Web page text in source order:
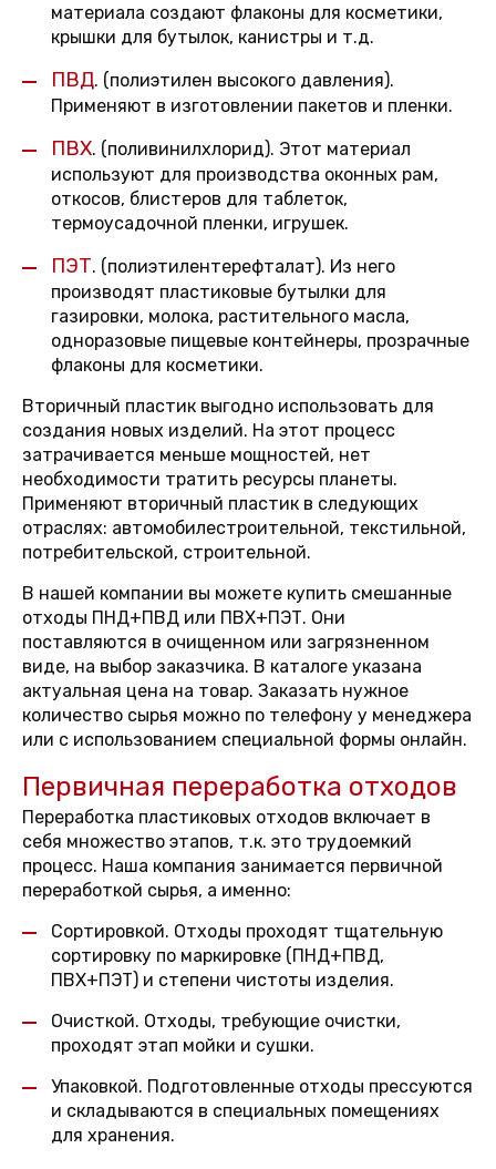
материала создают флаконы для косметики,
крышки для бутылок, канистры и т.д.
ПВД. (полиэтилен высокого давления).
Применяют в изготовлении пакетов и пленки.
ПВХ. (поливинилхлорид). Этот материал
используют для производства оконных рам,
откосов, блистеров для таблеток,
термоусадочной пленки, игрушек.
ПЭТ. (полиэтилентерефталат). Из него
производят пластиковые бутылки для
газировки, молока, растительного масла,
одноразовые пищевые контейнеры, прозрачные
флаконы для косметики.
Вторичный пластик выгодно использовать для
создания новых изделий. На этот процесс
затрачивается меньше мощностей, нет
необходимости тратить ресурсы планеты.
Применяют вторичный пластик в следующих
отраслях: автомобилестроительной, текстильной,
потребительской, строительной.
В нашей компании вы можете купить смешанные
отходы ПНД+ПВД или ПВХ+ПЭТ. Они
поставляются в очищенном или загрязненном
виде, на выбор заказчика. В каталоге указана
актуальная цена на товар. Заказать нужное
количество сырья можно по телефону у менеджера
или с использованием специальной формы онлайн.
Первичная переработка отходов
Переработка пластиковых отходов включает в
себя множество этапов, т.к. это трудоемкий
процесс. Наша компания занимается первичной
переработкой сырья, а именно:
Сортировкой. Отходы проходят тщательную
сортировку по маркировке (ПНД+ПВД,
ПВХ+ПЭТ) и степени чистоты изделия.
Очисткой. Отходы, требующие очистки,
проходят этап мойки и сушки.
Упаковкой. Подготовленные отходы прессуются
и складываются в специальных помещениях
для хранения.